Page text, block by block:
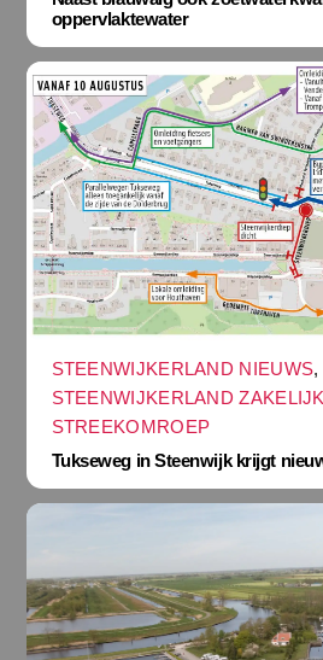
oppervlaktewater
STEENWIJKERLAND NIEUWS,
STEENWIJKERLAND
STREEKOMROEP
Tukseweg in Steenwijk krijgt